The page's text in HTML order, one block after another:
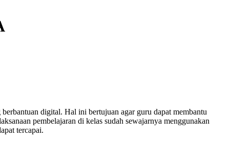
digital. Hal ini bertujuan agar guru dapat membantu
pembelajaran di kelas sudah sewajarnya menggunakan
tercapai.